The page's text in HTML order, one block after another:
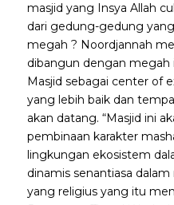
masjid yang Insya Allah
dari gedung-gedung
megah ? Noordjannah
dibangun dengan
Masjid sebagai center of
yang lebih baik dan
akan datang. “Masjid ini
pembinaan karakter
lingkungan ekosistem
dinamis senantiasa
yang religius yang itu